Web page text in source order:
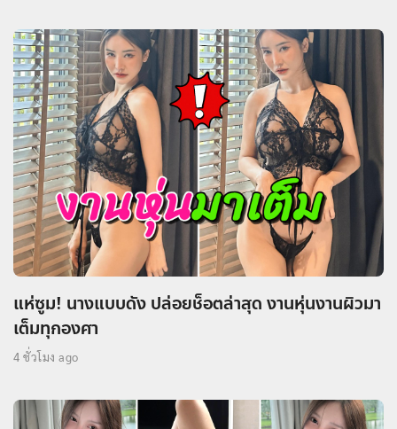
แห่ซูม! นางแบบดัง ปล่อยช็อตล่าสุด งานหุ่นงานผิวมา
เต็มทุกองศา
4 ชั่วโมง ago